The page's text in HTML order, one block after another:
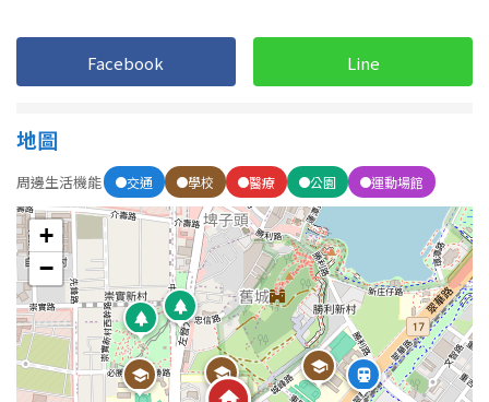
21樓以上
格局
不拘
1房
2房 3房
4房 5房以上
Facebook Line
地圖
周邊生活機能 交通 學校 醫療 公園 運動場館
+
−